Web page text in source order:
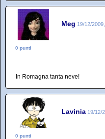
Meg 19/12/
0 punti
In Romagna tanta neve!
Lavinia 19/12/
0 punti